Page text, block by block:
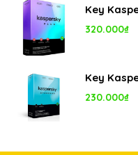
Key
320.000₫
Key
230.000₫